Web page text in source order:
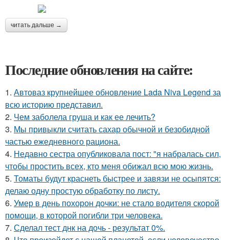
читать дальше →
Последние обновления на сайте:
1. Автоваз крупнейшее обновление Lada Niva Legend за
всю историю представил.
2. Чем заболела груша и как ее лечить?
3. Мы привыкли считать сахар обычной и безобидной
частью ежедневного рациона.
4. Недавно сестра опубликовала пост: "я набралась сил,
чтобы простить всех, кто меня обижал всю мою жизнь.
5. Томаты будут краснеть быстрее и завязи не осыпятся:
делаю одну простую обработку по листу.
6. Умер в день похорон дочки: не стало водителя скорой
помощи, в которой погибли три человека.
7. Сделал тест днк на дочь - результат 0%.